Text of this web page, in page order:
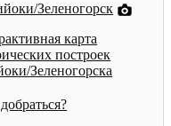
Зеленогорск
карта
построек
Зеленогорска